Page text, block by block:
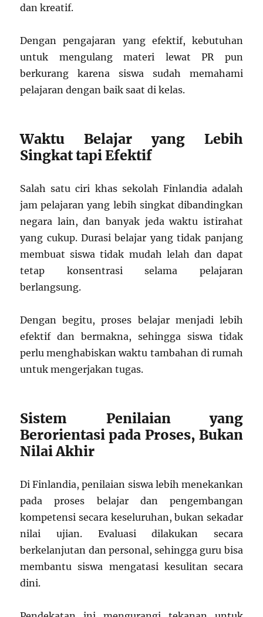
dan kreatif.
Dengan pengajaran yang efektif, kebutuhan
untuk mengulang materi lewat PR pun
berkurang karena siswa sudah memahami
pelajaran dengan baik saat di kelas.
Waktu Belajar yang Lebih
Singkat tapi Efektif
Salah satu ciri khas sekolah Finlandia adalah
jam pelajaran yang lebih singkat dibandingkan
negara lain, dan banyak jeda waktu istirahat
yang cukup. Durasi belajar yang tidak panjang
membuat siswa tidak mudah lelah dan dapat
tetap konsentrasi selama pelajaran
berlangsung.
Dengan begitu, proses belajar menjadi lebih
efektif dan bermakna, sehingga siswa tidak
perlu menghabiskan waktu tambahan di rumah
untuk mengerjakan tugas.
Sistem Penilaian yang
Berorientasi pada Proses, Bukan
Nilai Akhir
Di Finlandia, penilaian siswa lebih menekankan
pada proses belajar dan pengembangan
kompetensi secara keseluruhan, bukan sekadar
nilai ujian. Evaluasi dilakukan secara
berkelanjutan dan personal, sehingga guru bisa
membantu siswa mengatasi kesulitan secara
dini.